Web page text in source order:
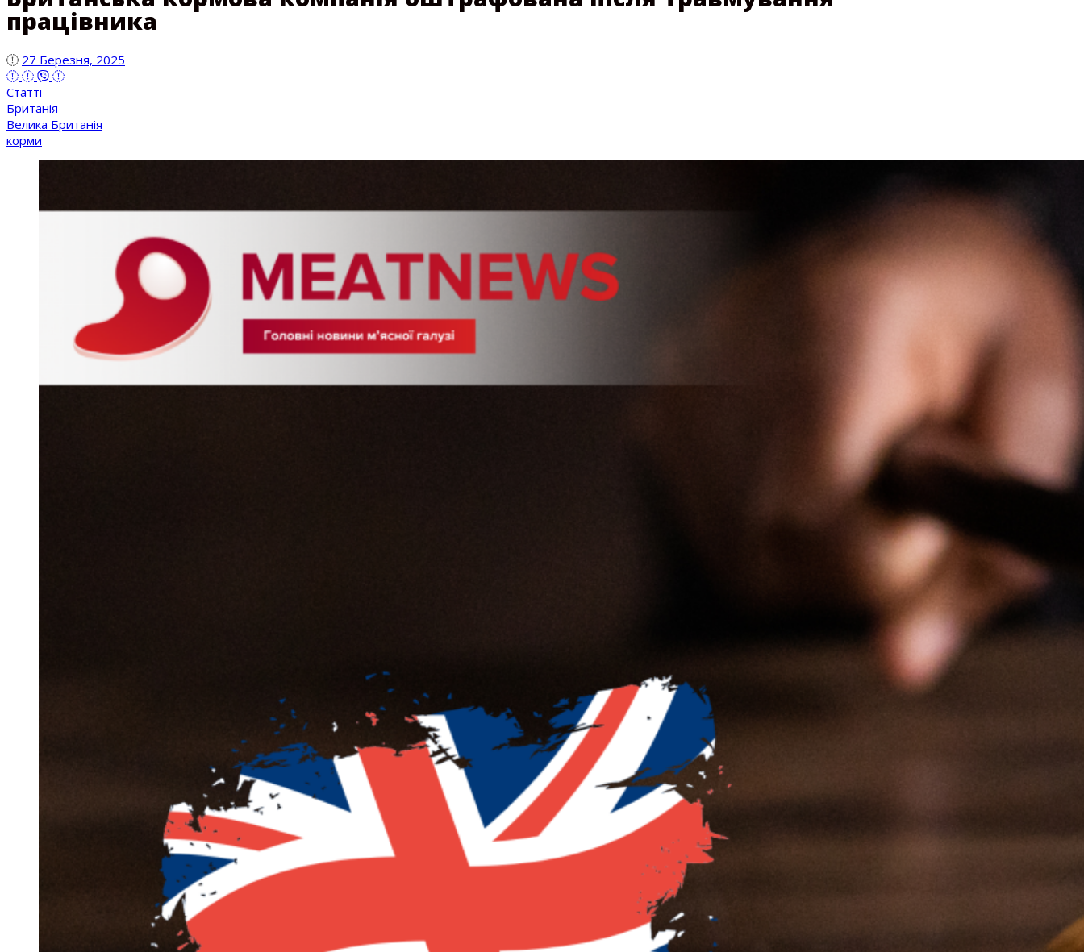
працівника
27 Березня, 2025
Статті
Британія
Велика Британія
корми